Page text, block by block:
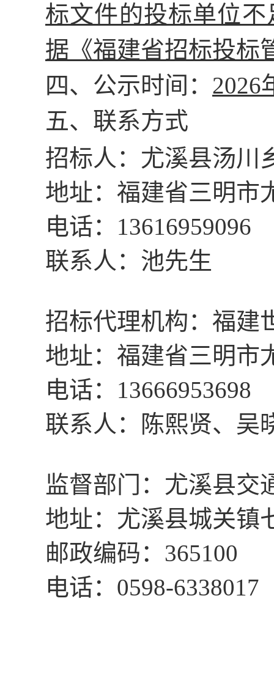
标文件的投标单位
据《福建省招标投标
四、公示时间： 2026
五、联系方式
招标人：尤溪县汤川
地址：福建省三明市
电话： 13616959096
联系人：池先生
招标代理机构：福建
地址：福建省三明市
电话： 13666953698
联系人：陈熙贤、吴
监督部门：尤溪县交
地址：尤溪县城关镇
邮政编码： 365100
电话： 0598-6338017